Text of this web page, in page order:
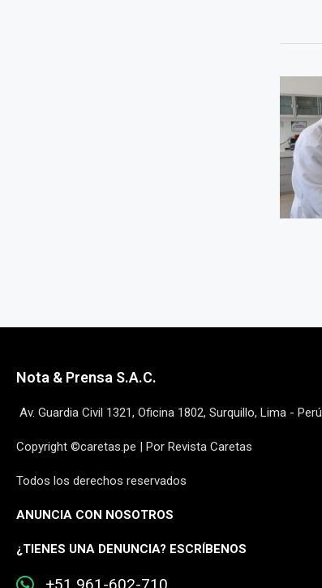
Nota & Prensa S.A.C.
Av. Guardia Civil 1321, Oficina 1802, Surquillo, Lima - Perú
Copyright ©caretas.pe | Por Revista Caretas
Todos los derechos reservados
ANUNCIA CON NOSOTROS
¿TIENES UNA DENUNCIA? ESCRÍBENOS